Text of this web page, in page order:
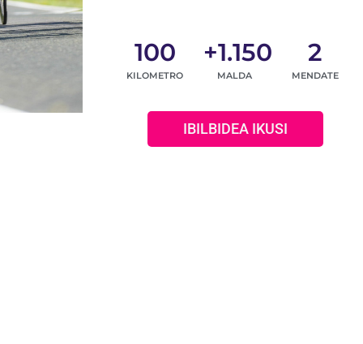
KILOMETRO
100
MALDA
+1.150
MENDATE
2
IBILBIDEA IKUSI